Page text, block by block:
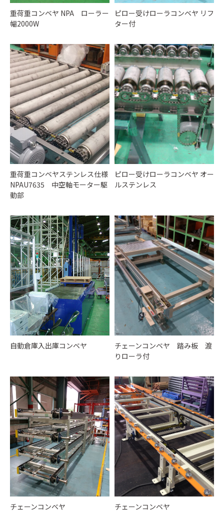
重荷重コンベヤ NPA ローラー
幅2000W
ピロー受けローラコンベヤ リフ
ター付
重荷重コンベヤステンレス仕様
NPAU7635 中空軸モーター駆
動部
ピロー受けローラコンベヤ オー
ルステンレス
自動倉庫入出庫コンベヤ
チェーンコンベヤ 踏み板 渡
りローラ付
チェーンコンベヤ チェーンコンベヤ